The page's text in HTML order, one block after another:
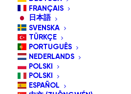
FRANÇAIS
日本語
SVENSKA
TÜRKÇE
PORTUGUÊS
NEDERLANDS
POLSKI
POLSKI
ESPAÑOL
Sortează după preț: de la